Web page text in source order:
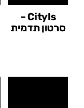
CityIs –
סרטון תדמית